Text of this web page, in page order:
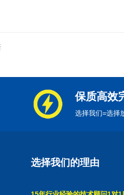
保质高效
选择我们=选择
选择我们的理由